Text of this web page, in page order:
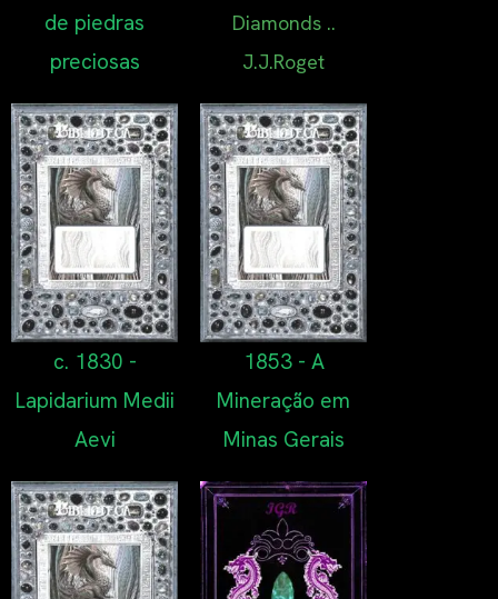
de piedras
preciosas
Diamonds ..
J.J.Roget
c. 1830 -
Lapidarium Medii
Aevi
1853 - A
Mineração em
Minas Gerais